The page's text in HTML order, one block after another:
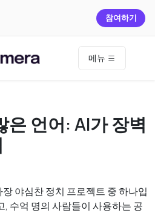
참여하기
메뉴
은 언어: AI가 장벽
야심찬 정치 프로젝트 중 하나입
, 수억 명의 사람들이 사용하는 공